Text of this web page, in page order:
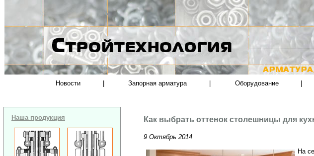
Новости Запорная арматура Оборудование
Наша продукция Как выбрать оттенок столешницы для
9 Октябрь 2014
На